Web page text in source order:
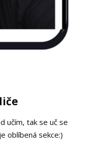
učím, tak se uč se
oblíbená sekce:)